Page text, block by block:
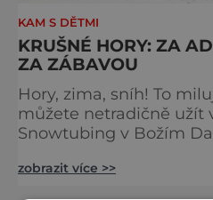
KAM S DĚTMI
KRUŠNÉ HORY: ZA
ZA ZÁBAVOU
Hory, zima, sníh! To
můžete netradičně užít
Snowtubing v Božím
sáňky, a proto je určená
zobrazit více >>